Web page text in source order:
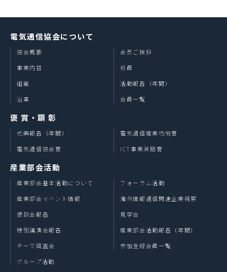
電気通信協会について
協会概要
事業内容
組織
沿革
会長ご挨拶
役員
活動報告（年間）
会員一覧
褒 賞・顕 彰
式典報告（年間）
電気通信協会賞
電気通信産業功労賞
ICT事業奨励賞
産業部会活動
産業部会基本活動について
産業部会イベント情報
懇談会報告
特別講演会報告
テーマ調査会
グループ活動
フォーラム活動
海外情報通信関連企業視察
見学会
産業部会活動報告（年間）
参加登録会員一覧